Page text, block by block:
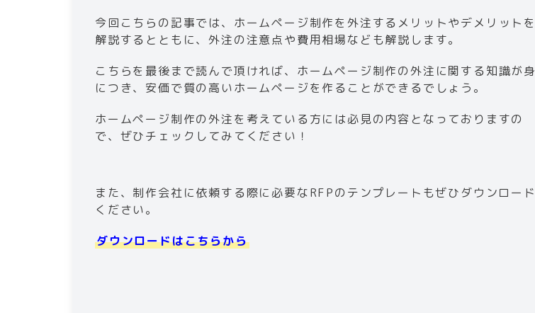
今回こちらの記事では、ホームページ制作を外注するメリットやデメリットを
解説するとともに、外注の注意点や費用相場なども解説します。
こちらを最後まで読んで頂ければ、ホームページ制作の外注に関する知識が身
につき、安価で質の高いホームページを作ることができるでしょう。
ホームページ制作の外注を考えている方には必見の内容となっておりますの
で、ぜひチェックしてみてください！
また、制作会社に依頼する際に必要なRFPのテンプレートもぜひダウンロード
ください。
ダウンロードはこちらから